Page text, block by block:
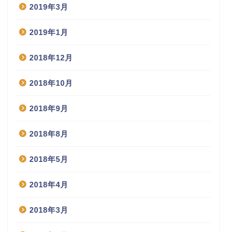
2019年3月
2019年1月
2018年12月
2018年10月
2018年9月
2018年8月
2018年5月
2018年4月
2018年3月